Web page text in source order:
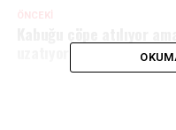
ÖNCEKI
uzatıyormuş